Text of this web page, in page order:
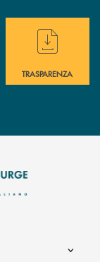
immediata ?
Hai bisogno di
TRASPARENZA